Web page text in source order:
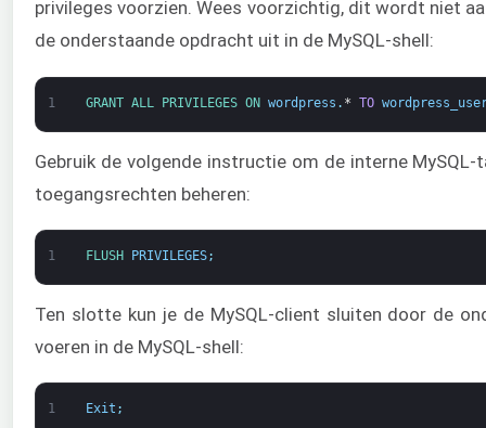
privileges voorzien. Wees voorzichtig, dit wordt niet
de onderstaande opdracht uit in de MySQL-shell:
1 GRANT ALL PRIVILEGES ON wordpress . * TO
Gebruik de volgende instructie om de interne
toegangsrechten beheren:
1 FLUSH PRIVILEGES;
Ten slotte kun je de MySQL-client sluiten door de
voeren in de MySQL-shell:
1 Exit ;